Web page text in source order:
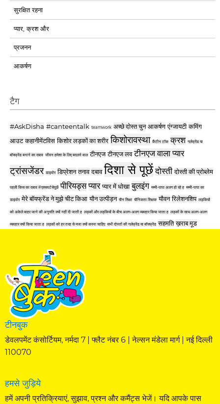
सुरक्षित रहना
प्यार, क्रश और
प्रजनन
आकर्षण
टैग
#AskDisha #canteentalk teamwork अच्छे दोस्त चुन आकर्षण एंग्जायटी कमिंग
आउट कहानीमेंटविस किशोर लड़कों का शरीर किशोरावस्था कैंटीन टॉक क्रश गर्लफ्रेंड या
बॉयफ्रेंड बनाने का दबाव जीवन हमेशा के लिए बदलने वाल टीनएज टीनएज लव टीनएज वाला प्यार
ट्रांसजेंडर डाइवोर डिप्रेशन तनाव दबाव दिशा से पूछें दोस्ती दोस्ती की प्रोब्लेम
पहली किस का दबाव #एक्सपर्टसेपूछें पीरियड्स प्यार प्यार में धोखा बुलइंग मम्मी-पापा अलग हो रहे ह मम्मी-पापा का
डाइवोर मेरे बॉयफ्रेंड ने मुझे चीट किआ यौन उत्पीड़न यौन शिक्षा यौनिकता शिक्षक यौवन रिलेशनशिप लड़कियों
को अकेले बाहर जाने की अनुमति क्यों नहीं दी जाती ह लड़कों और लड़कियों के बीच अलग-अलग व्यवहार किया जाता ह लड़कों के साथ अलग-अलग
व्यवहार क्यों किया जाता ह लड़कों को हर तरह से मजा क्यों करना चाहिए सभी दोस्तों की गर्लफ्रेंड या बॉयफ्रेंड सहमति ख़राब मूड
टीनबुक
डेवलपमेंट कंसोर्टियम, नर्मदा 7 | फ्लैट नंबर 6 | नेल्सन मंडेला मार्ग | नई दिल्ली
110070
हमसे जुड़िये
हमें अपनी प्रतिक्रियाएं, सुझाव, प्रश्न और कमैंट्स भेजें। यदि आपके पास